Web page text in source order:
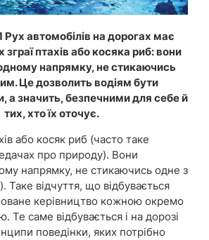
автомобілів на дорогах має
зграї птахів або косяка риб: вони
напрямку, не стикаючись
Це дозволить водіям бути
а значить, безпечними для себе й
тих, хто їх оточує.
або косяк риб (часто таке
про природу). Вони
напрямку, не стикаючись одне з
Таке відчуття, що відбувається
керівництво кожною окремо
Те саме відбувається і на дорозі
поведінки, яких потрібно